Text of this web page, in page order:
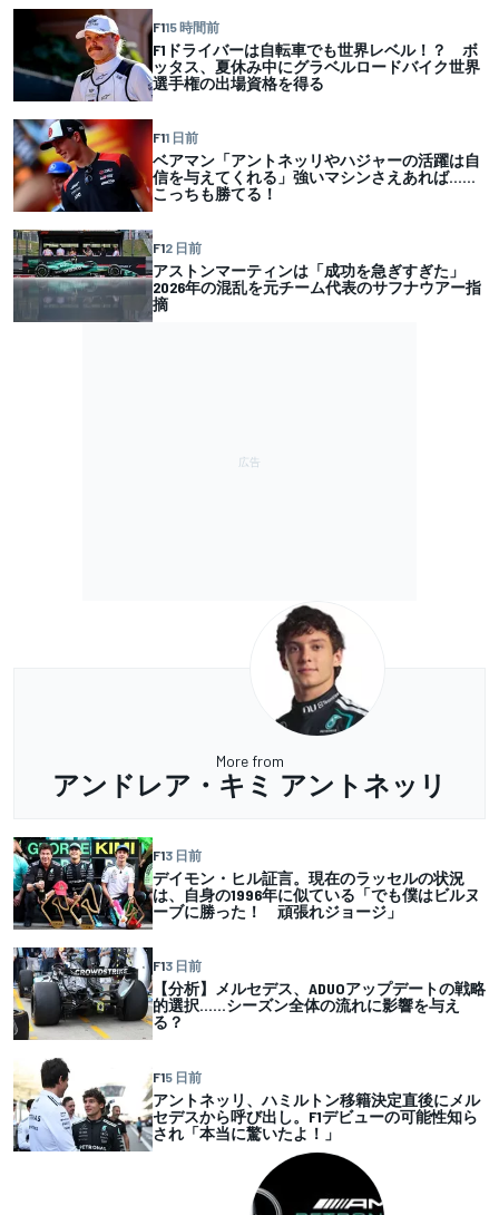
F115 時間前
F1ドライバーは自転車でも世界レベル！？ ボ
ッタス、夏休み中にグラベルロードバイク世界
選手権の出場資格を得る
F11 日前
ベアマン「アントネッリやハジャーの活躍は自
信を与えてくれる」強いマシンさえあれば……
こっちも勝てる！
F12 日前
アストンマーティンは「成功を急ぎすぎた」
2026年の混乱を元チーム代表のサフナウアー指
摘
More from
アンドレア・キミ アントネッリ
F13 日前
デイモン・ヒル証言。現在のラッセルの状況
は、自身の1996年に似ている「でも僕はビルヌ
ーブに勝った！ 頑張れジョージ」
F13 日前
【分析】メルセデス、ADUOアップデートの戦略
的選択……シーズン全体の流れに影響を与え
る？
F15 日前
アントネッリ、ハミルトン移籍決定直後にメル
セデスから呼び出し。F1デビューの可能性知ら
され「本当に驚いたよ！」